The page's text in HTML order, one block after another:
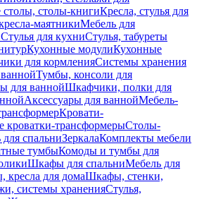
столы-книгиКресла, стулья для
маятникиМебель для
Стулья для кухниСтулья, табуреты
Кухонные модулиКухонные
для кормленияСистемы хранения
Тумбы, консоли для
для ваннойШкафчики, полки для
Аксессуары для ваннойМебель-
Кровати-
кроватки-трансформерыСтолы-
спальниЗеркалаКомплекты мебели
тумбыКомоды и тумбы для
Шкафы для спальниМебель для
кресла для домаШкафы, стенки,
системы храненияСтулья,